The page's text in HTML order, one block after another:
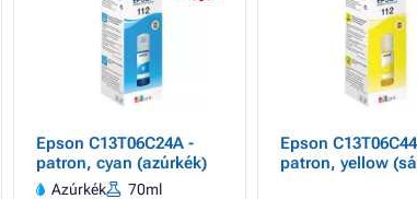
Epson C13T06C24A -
patron, cyan (azúrkék)
Azúrkék
70ml
Epson
patron, yellow